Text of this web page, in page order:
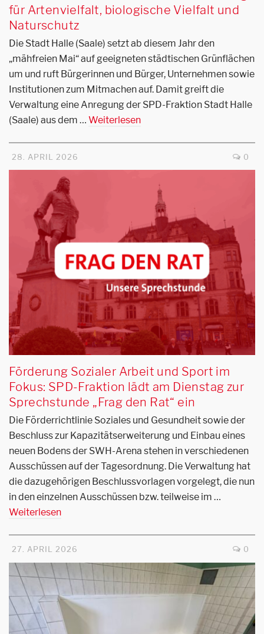
für Artenvielfalt, biologische Vielfalt und
Naturschutz
Die Stadt Halle (Saale) setzt ab diesem Jahr den
„mähfreien Mai“ auf geeigneten städtischen Grünflächen
um und ruft Bürgerinnen und Bürger, Unternehmen sowie
Institutionen zum Mitmachen auf. Damit greift die
Verwaltung eine Anregung der SPD-Fraktion Stadt Halle
(Saale) aus dem … Weiterlesen
28. APRIL 2026 0
Förderung Sozialer Arbeit und Sport im
Fokus: SPD-Fraktion lädt am Dienstag zur
Sprechstunde „Frag den Rat“ ein
Die Förderrichtlinie Soziales und Gesundheit sowie der
Beschluss zur Kapazitätserweiterung und Einbau eines
neuen Bodens der SWH-Arena stehen in verschiedenen
Ausschüssen auf der Tagesordnung. Die Verwaltung hat
die dazugehörigen Beschlussvorlagen vorgelegt, die nun
in den einzelnen Ausschüssen bzw. teilweise im …
Weiterlesen
27. APRIL 2026 0